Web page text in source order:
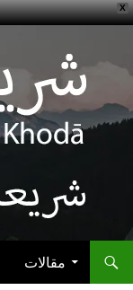
X
مقالات